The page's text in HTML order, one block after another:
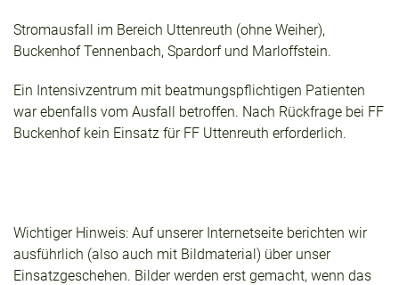
Stromausfall im Bereich Uttenreuth (ohne Weiher),
Buckenhof Tennenbach, Spardorf und Marloffstein.
Ein Intensivzentrum mit beatmungspflichtigen Patienten
war ebenfalls vom Ausfall betroffen. Nach Rückfrage bei FF
Buckenhof kein Einsatz für FF Uttenreuth erforderlich.
Wichtiger Hinweis: Auf unserer Internetseite berichten wir
ausführlich (also auch mit Bildmaterial) über unser
Einsatzgeschehen. Bilder werden erst gemacht, wenn das